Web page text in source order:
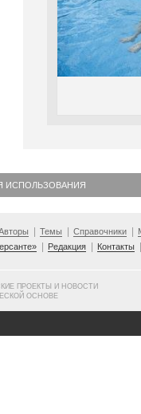
ИСПОЛЬЗОВАНИЯ
Темы Справочники
Редакция Контакты
ПРОЕКТЫ И НОВОСТИ
ОСНОВЕ